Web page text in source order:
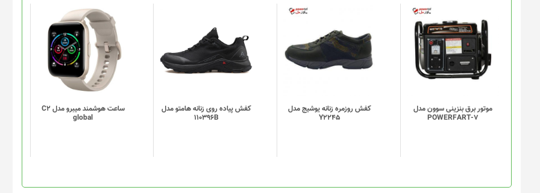
محصول
انتخاب
شوند
موتور برق بنزینی سوون مدل
POWERFART-7
کفش روزمره زنانه یوشیج مدل
Y2245
کفش پیاده روی زنانه هامتو مدل
110396B
محصول
دارای
انواع
مختلفی
گزینه
ها
محصول
ساعت هوشمند میبرو مدل C2
global
این
محصول
دارای
انواع
مختلفی
می
گزینه
ها
محصول